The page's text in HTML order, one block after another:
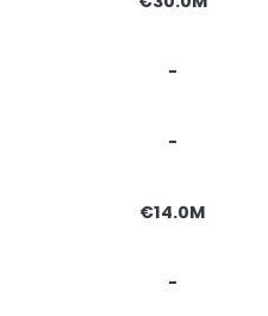
-
-
€14.0M
-